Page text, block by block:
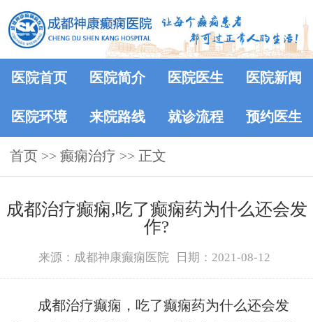
医院首页 医院简介 医院医生 医院新闻
医院环境 来院路线 就诊流程 预约医生
首页 >> 癫痫治疗 >> 正文
成都治疗癫痫,吃了癫痫药为什么还会发
作?
来源：成都神康癫痫医院 日期：2021-08-12
成都治疗癫痫，吃了癫痫药为什么还会发